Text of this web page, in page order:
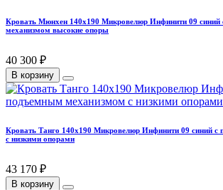
Кровать Мюнхен 140х190 Микровелюр Инфинити 09 синий
механизмом высокие опоры
40 300 ₽
В корзину
Кровать Танго 140х190 Микровелюр Инфинити 09 синий
с низкими опорами
43 170 ₽
В корзину